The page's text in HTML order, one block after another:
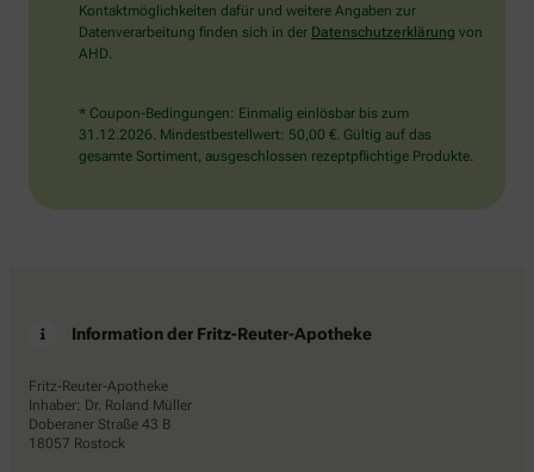
Kontaktmöglichkeiten dafür und weitere Angaben zur
Datenverarbeitung finden sich in der Datenschutzerklärung von
AHD.
* Coupon-Bedingungen: Einmalig einlösbar bis zum
31.12.2026. Mindestbestellwert: 50,00 €. Gültig auf das
gesamte Sortiment, ausgeschlossen rezeptpflichtige Produkte.
Information der Fritz-Reuter-Apotheke
Fritz-Reuter-Apotheke
Inhaber: Dr. Roland Müller
Doberaner Straße 43 B
18057 Rostock